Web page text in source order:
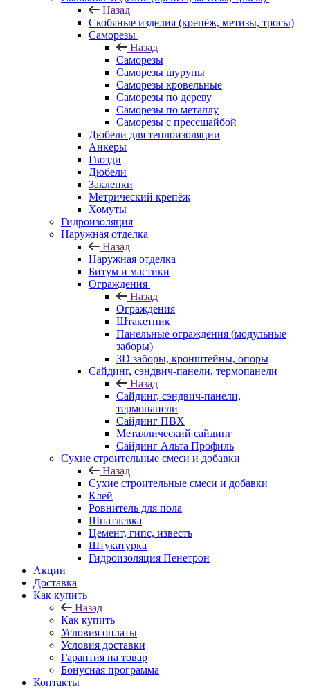
Назад
Скобяные изделия (крепёж, метизы, тросы)
Саморезы
Назад
Саморезы
Саморезы шурупы
Саморезы кровельные
Саморезы по дереву
Саморезы по металлу
Саморезы с прессшайбой
Дюбели для теплоизоляции
Анкеры
Гвозди
Дюбели
Заклепки
Метрический крепёж
Хомуты
Гидроизоляция
Наружная отделка
Назад
Наружная отделка
Битум и мастики
Ограждения
Назад
Ограждения
Штакетник
Панельные ограждения (модульные
заборы)
3D заборы, кронштейны, опоры
Cайдинг, сэндвич-панели, термопанели
Назад
Cайдинг, сэндвич-панели,
термопанели
Сайдинг ПВХ
Металлический сайдинг
Сайдинг Альта Профиль
Сухие строительные смеси и добавки
Назад
Сухие строительные смеси и добавки
Клей
Ровнитель для пола
Шпатлевка
Цемент, гипс, известь
Штукатурка
Гидроизоляция Пенетрон
Акции
Доставка
Как купить
Назад
Как купить
Условия оплаты
Условия доставки
Гарантия на товар
Бонусная программа
Контакты